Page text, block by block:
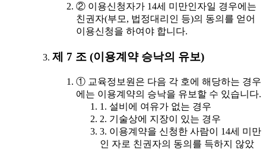
② 이용신청자가 14세 미만인자일 경우에는
친권자(부모, 법정대리인 등)의 동의를 얻어
이용신청을 하여야 합니다.
제 7 조 (이용계약 승낙의 유보)
① 교육정보원은 다음 각 호에 해당하는 경우
에는 이용계약의 승낙을 유보할 수 있습니다.
1. 설비에 여유가 없는 경우
2. 기술상에 지장이 있는 경우
3. 이용계약을 신청한 사람이 14세 미만
인 자로 친권자의 동의를 득하지 않았